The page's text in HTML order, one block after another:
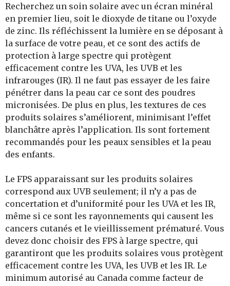
Recherchez un soin solaire avec un écran minéral
en premier lieu, soit le dioxyde de titane ou l’oxyde
de zinc. Ils réfléchissent la lumière en se déposant à
la surface de votre peau, et ce sont des actifs de
protection à large spectre qui protègent
efficacement contre les UVA, les UVB et les
infrarouges (IR). Il ne faut pas essayer de les faire
pénétrer dans la peau car ce sont des poudres
micronisées. De plus en plus, les textures de ces
produits solaires s’améliorent, minimisant l’effet
blanchâtre après l’application. Ils sont fortement
recommandés pour les peaux sensibles et la peau
des enfants.
Le FPS apparaissant sur les produits solaires
correspond aux UVB seulement; il n’y a pas de
concertation et d’uniformité pour les UVA et les IR,
même si ce sont les rayonnements qui causent les
cancers cutanés et le vieillissement prématuré. Vous
devez donc choisir des FPS à large spectre, qui
garantiront que les produits solaires vous protègent
efficacement contre les UVA, les UVB et les IR. Le
minimum autorisé au Canada comme facteur de